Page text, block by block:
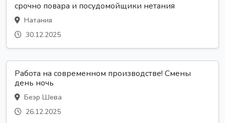
срочно повара и посудомойщики нетания
Натания
30.12.2025
Работа на современном производстве! Смены
день ночь
Беэр Шева
26.12.2025